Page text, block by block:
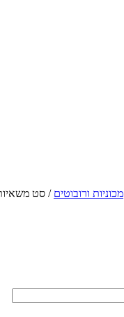
מכוניות ורובוטים / סט משאיות